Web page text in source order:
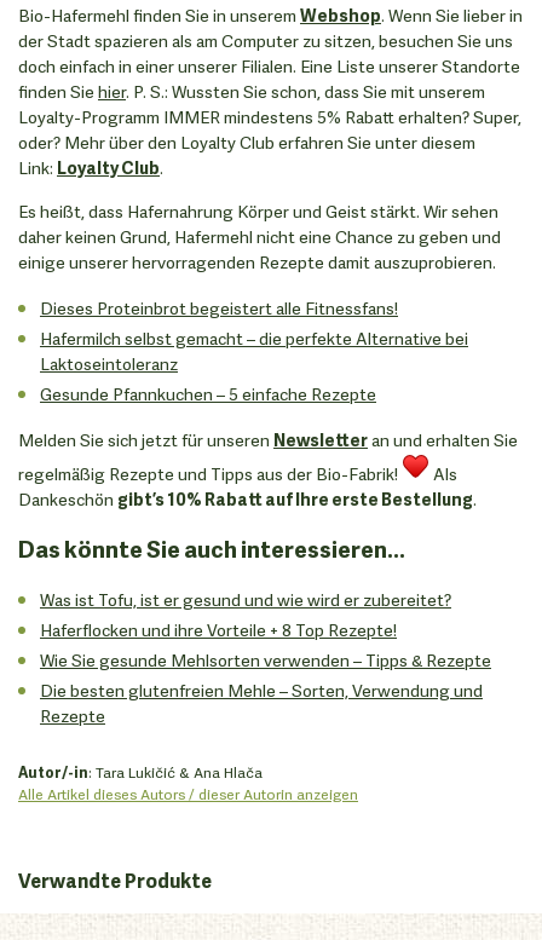
Bio-Hafermehl finden Sie in unserem Webshop. Wenn Sie lieber in
der Stadt spazieren als am Computer zu sitzen, besuchen Sie uns
doch einfach in einer unserer Filialen. Eine Liste unserer Standorte
finden Sie hier. P. S.: Wussten Sie schon, dass Sie mit unserem
Loyalty-Programm IMMER mindestens 5% Rabatt erhalten? Super,
oder? Mehr über den Loyalty Club erfahren Sie unter diesem
Link: Loyalty Club.
Es heißt, dass Hafernahrung Körper und Geist stärkt. Wir sehen
daher keinen Grund, Hafermehl nicht eine Chance zu geben und
einige unserer hervorragenden Rezepte damit auszuprobieren.
Dieses Proteinbrot begeistert alle Fitnessfans!
Hafermilch selbst gemacht – die perfekte Alternative bei
Laktoseintoleranz
Gesunde Pfannkuchen – 5 einfache Rezepte
Melden Sie sich jetzt für unseren Newsletteran und erhalten Sie
regelmäßig Rezepte und Tipps aus der Bio-Fabrik!
Als
Dankeschön gibt’s 10% Rabatt auf Ihre erste Bestellung.
Das könnte Sie auch interessieren...
Was ist Tofu, ist er gesund und wie wird er zubereitet?
Haferflocken und ihre Vorteile + 8 Top Rezepte!
Wie Sie gesunde Mehlsorten verwenden – Tipps & Rezepte
Die besten glutenfreien Mehle – Sorten, Verwendung und
Rezepte
Autor/-in: Tara Lukičić & Ana Hlača
Alle Artikel dieses Autors / dieser Autorin anzeigen
Verwandte Produkte